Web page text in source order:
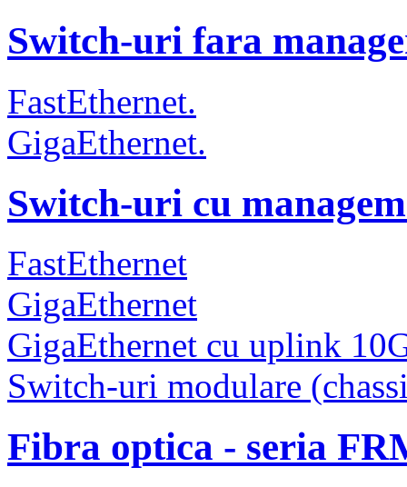
Switch-uri fara
FastEthernet.
GigaEthernet.
Switch-uri cu
FastEthernet
GigaEthernet
GigaEthernet cu uplink
Switch-uri modulare
Fibra optica - seria